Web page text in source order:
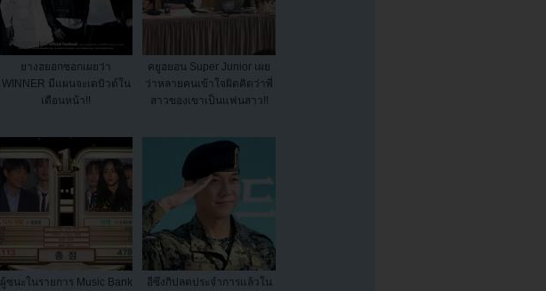
ยางฮยอกซอกเผยว่า
WINNER มีแผนจะเดบิวต์ใน
เดือนหน้า!!
คยูฮยอน Super Junior เผย
ว่าหลายคนเข้าใจผิดคิดว่าพี่
สาวของเขาเป็นแฟนสาว!!
ผู้ชนะในรายการ Music Bank
อีซึงกิปลดประจำการแล้วใน